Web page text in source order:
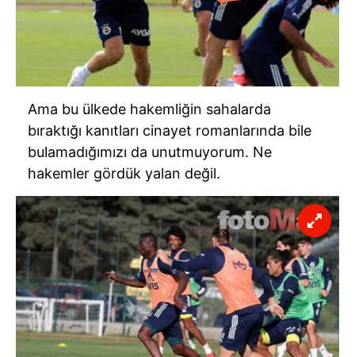
Ama bu ülkede hakemliğin sahalarda
bıraktığı kanıtları cinayet romanlarında bile
bulamadığımızı da unutmuyorum. Ne
hakemler gördük yalan değil.